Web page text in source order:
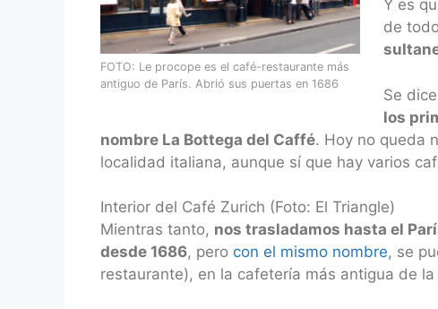
FOTO: Le procope es el café-restaurante más
antiguo de París. Abrió sus puertas en 1686
Y es
de
Se
los
nombre La Bottega del Caffé. Hoy no queda
localidad italiana, aunque sí que hay varios
Interior del Café Zurich (Foto: El Triangle)
Mientras tanto, nos trasladamos hasta el
desde 1686, pero con el mismo nombre, se
restaurante), en la cafetería más antigua de